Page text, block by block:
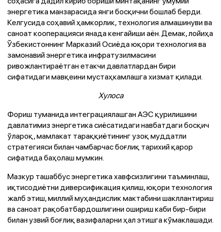
энергетика манзарасида янги босқични бошлаб берди.
Келгусида соҳавий ҳамкорлик, технология алмашинуви ва
саноат кооперацияси янада кенгайиши аён. Демак, лойиҳа
Ўзбекистоннинг Марказий Осиёда юқори технология ва
замонавий энергетика инфратузилмасини
ривожлантираётган етакчи давлатлардан бири
сифатидаги мавқеини мустаҳкамлашга хизмат қилади.
Хулоса
Фориш туманида интеграциялашган АЭС қурилишини
давлатимиз энергетика сиёсатидаги навбатдаги босқич
ўлароқ, мамлакат тараққиётининг узоқ муддатли
стратегияси билан чамбарчас боғлиқ тарихий қарор
сифатида баҳолаш мумкин.
Мазкур ташаббус энергетика хавфсизлигини таъминлаш,
иқтисодиётни диверсификация қилиш, юқори технология
жалб этиш, миллий муҳандислик мактабини шакллантириш
ва саноат рақобатбардошлигини ошириш каби бир-бири
билан узвий боғлиқ вазифаларни ҳал этишга кўмаклашади.